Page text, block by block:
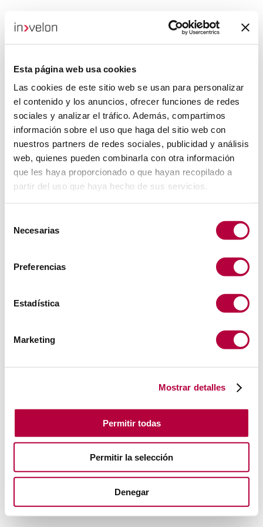
Esta página web usa cookies
Las cookies de este sitio web se usan para personalizar
el contenido y los anuncios, ofrecer funciones de redes
sociales y analizar el tráfico. Además, compartimos
información sobre el uso que haga del sitio web con
nuestros partners de redes sociales, publicidad y análisis
web, quienes pueden combinarla con otra información
que les haya proporcionado o que hayan recopilado a
partir del uso que haya hecho de sus servicios.
Necesarias
Preferencias
Estadística
Marketing
Mostrar detalles
Permitir todas
Permitir la selección
Denegar